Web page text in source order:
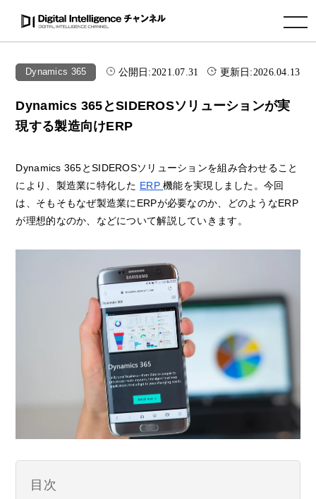
toggle navigation
Dynamics 365 公開日:2021.07.31 更新日:2026.04.13
Dynamics 365とSIDEROSソリューションが実
現する製造向けERP
Dynamics 365とSIDEROSソリューションを組み合わせること
により、製造業に特化した ERP機能を実現しました。今回
は、そもそもなぜ製造業にERPが必要なのか、どのようなERP
が理想的なのか、などについて解説していきます。
目次